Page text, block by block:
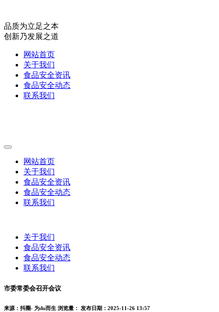
品质为立足之本
创新乃发展之道
网站首页
关于我们
食品安全资讯
食品安全动态
联系我们
网站首页
关于我们
食品安全资讯
食品安全动态
联系我们
关于我们
食品安全资讯
食品安全动态
联系我们
市委常委会召开会议
来源：抖圈- 为du而生 浏览量： 发布日期：2025-11-26 13:57